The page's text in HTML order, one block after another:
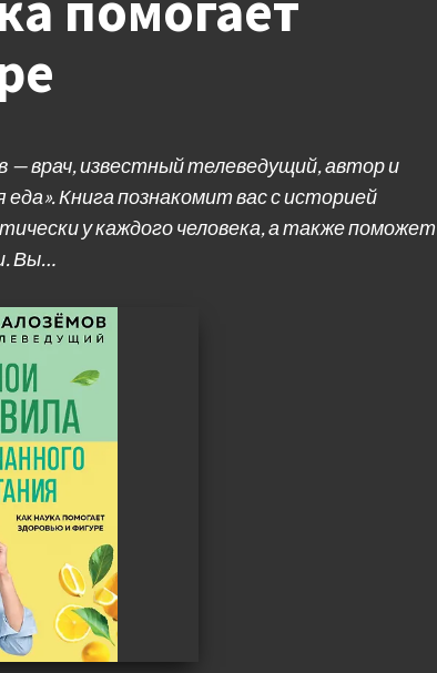
врач, известный телеведущий, автор и
Книга познакомит вас с историей
у каждого человека, а также поможет
Вы…